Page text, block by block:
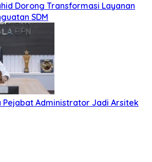
Dorong Transformasi Layanan
SDM
Pejabat Administrator Jadi Arsitek